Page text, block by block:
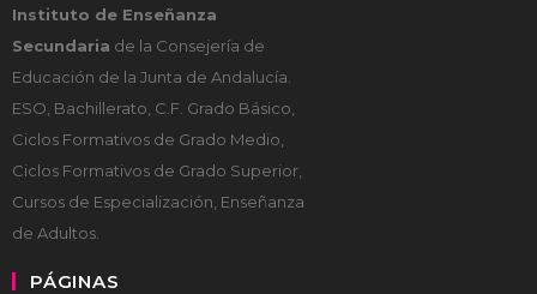
Instituto de Enseñanza
Secundaria de la Consejería de
Educación de la Junta de Andalucía.
ESO, Bachillerato, C.F. Grado Básico,
Ciclos Formativos de Grado Medio,
Ciclos Formativos de Grado Superior,
Cursos de Especialización, Enseñanza
de Adultos.
PÁGINAS